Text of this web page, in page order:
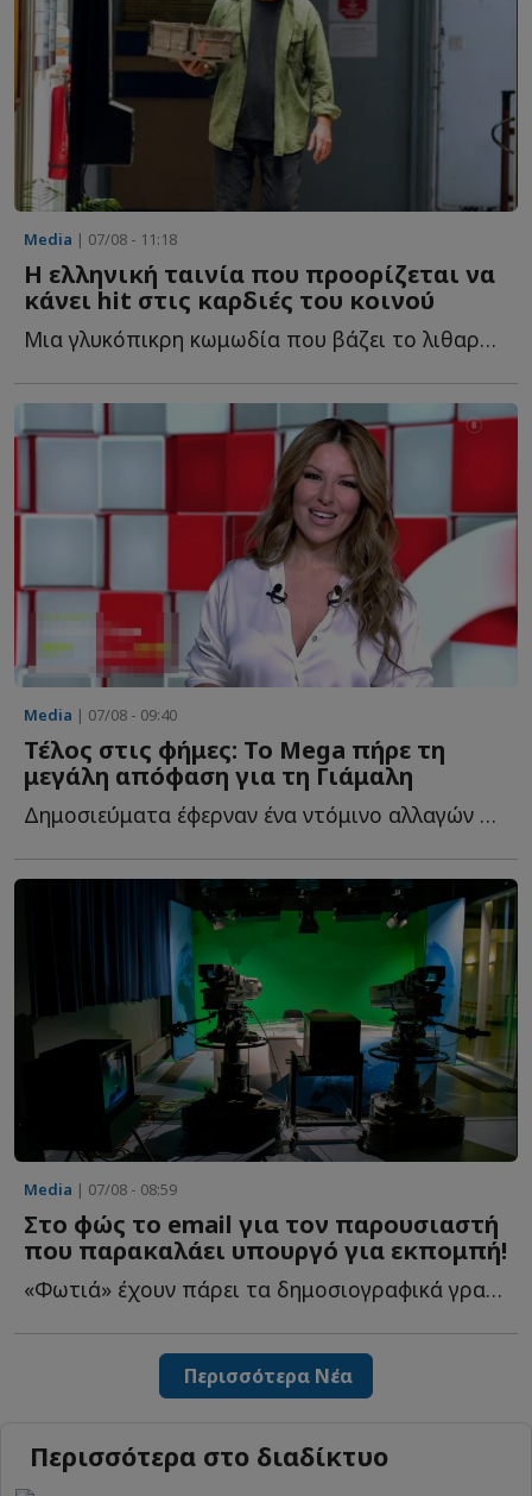
Media | 07/08 - 11:18
Η ελληνική ταινία που προορίζεται να
κάνει hit στις καρδιές του κοινού
Μια γλυκόπικρη κωμωδία που βάζει το λιθαράκι της στην «...
Media | 07/08 - 09:40
Τέλος στις φήμες: Το Mega πήρε τη
μεγάλη απόφαση για τη Γιάμαλη
Δημοσιεύματα έφερναν ένα ντόμινο αλλαγών στο Mega μετά τ...
Media | 07/08 - 08:59
Στο φώς το email για τον παρουσιαστή
που παρακαλάει υπουργό για εκπομπή!
«Φωτιά» έχουν πάρει τα δημοσιογραφικά γραφεία τις τ...
Περισσότερα Νέα
Περισσότερα στο διαδίκτυο